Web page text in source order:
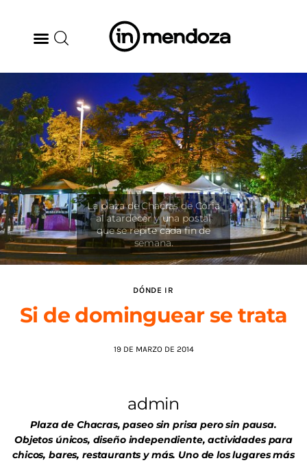
BODEGAS
GASTRONOMÍA
ARTE & CULTURA
MÚSICA
DÓNDE IR
TENDENCIAS
DÓNDE IR
Si de dominguear se trata
19 DE MARZO DE 2014
admin
Plaza de Chacras, paseo sin prisa pero sin pausa.
Objetos únicos, diseño independiente, actividades para
chicos, bares, restaurants y más. Uno de los lugares más